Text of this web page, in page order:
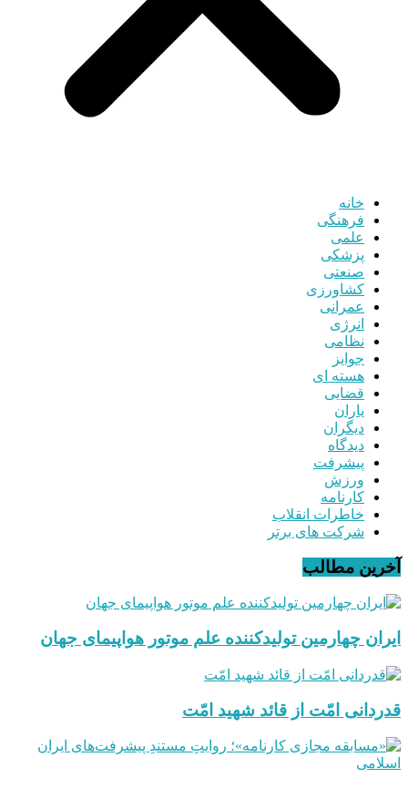
خانه
فرهنگی
علمی
پزشکی
صنعتی
کشاورزی
عمرانی
انرژی
نظامی
جوایز
هسته ای
قضایی
یاران
دیگران
دیدگاه
پیشرفت
ورزش
کارنامه
خاطرات انقلاب
شرکت های برتر
آخرین مطالب
ایران چهارمین تولیدکننده علم موتور هواپیمای جهان
قدردانی امّت از قائد شهید امّت